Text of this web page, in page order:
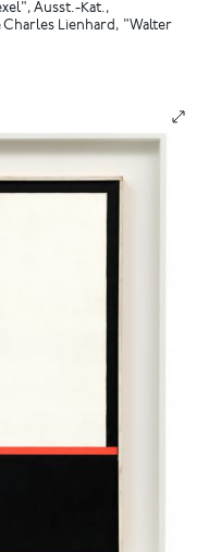
Ausst.-Kat.,
Charles Lienhard, "Walter